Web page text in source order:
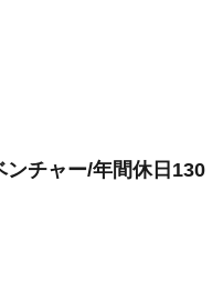
ンチャー/年間休日130